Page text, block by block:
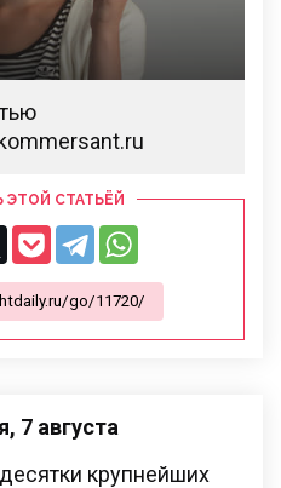
СТАТЬЁЙ
7 августа
крупнейших